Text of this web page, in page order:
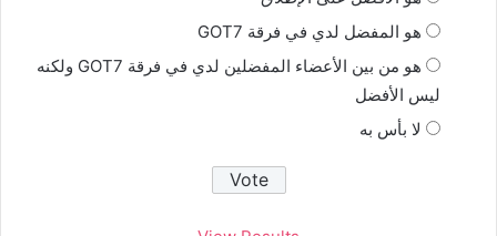
هو المفضل لدي في فرقة GOT7
هو من بين الأعضاء المفضلين لدي في فرقة GOT7 ولكنه
ليس الأفضل
لا بأس به